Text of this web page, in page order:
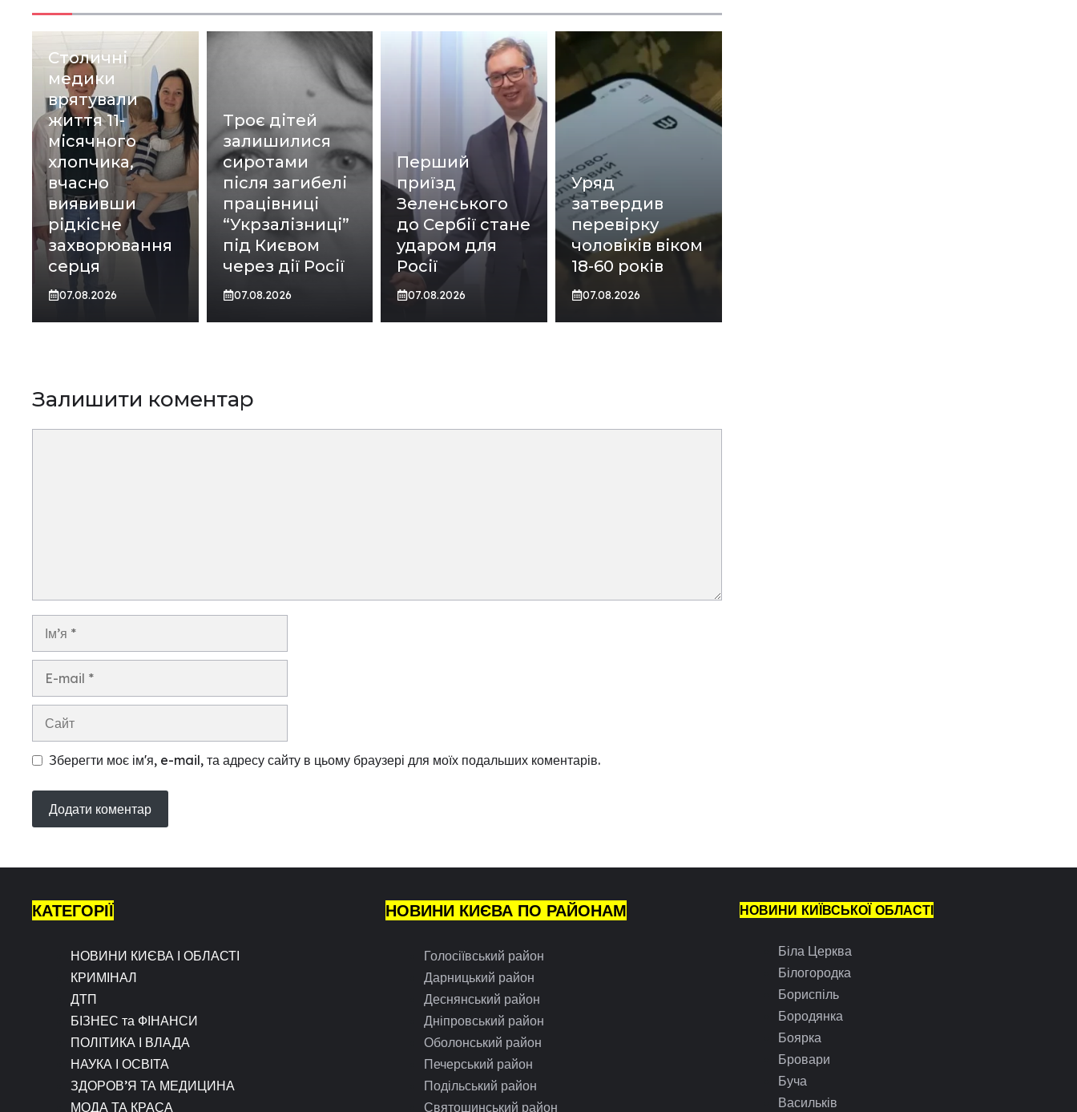
Столичні
медики
врятували
життя 11-
місячного
хлопчика,
вчасно
виявивши
рідкісне
захворювання
серця
07.08.2026
Троє дітей
залишилися
сиротами
після загибелі
працівниці
“Укрзалізниці”
під Києвом
через дії Росії
07.08.2026
Перший
приїзд
Зеленського
до Сербії стане
ударом для
Росії
07.08.2026
Уряд
затвердив
перевірку
чоловіків віком
18-60 років
07.08.2026
Залишити коментар
Зберегти моє ім'я, e-mail, та адресу сайту в цьому браузері для моїх подальших коментарів.
КАТЕГОРІЇ
НОВИНИ КИЄВА І ОБЛАСТІ
КРИМІНАЛ
ДТП
БІЗНЕС та ФІНАНСИ
ПОЛІТИКА І ВЛАДА
НАУКА І ОСВІТА
ЗДОРОВ’Я ТА МЕДИЦИНА
МОДА ТА КРАСА
НОВИНИ КИЄВА ПО РАЙОНАМ
Голосіївський район
Дарницький район
Деснянський район
Дніпровський район
Оболонський район
Печерський район
Подільський район
Святошинський район
НОВИНИ КИЇВСЬКОЇ ОБЛАСТІ
Біла Церква
Білогородка
Бориспіль
Бородянка
Боярка
Бровари
Буча
Васильків